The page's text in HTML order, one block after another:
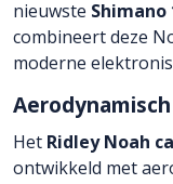
nieuwste Shimano
combineert deze
moderne
Het Ridley Noah
ontwikkeld met